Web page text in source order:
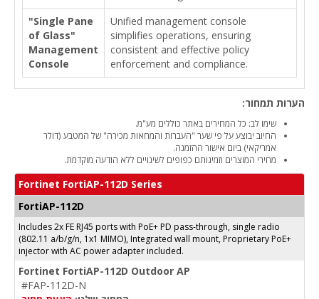
"Single Pane
of Glass"
Management
Console
Unified management console
simplifies operations, ensuring
consistent and effective policy
enforcement and compliance.
הערות תמחור:
שימו לב: כל המחירים באתר כוללים מע"מ.
החיוב יבוצע על פי שער "העברות והמחאות מכירה" של המטבע (דולר
אמריקאי) ביום אישור ההזמנה.
מחירי המוצרים וזמינותם כפופים לשינויים ללא הודעה מוקדמת.
Fortinet FortiAP-112D Series
FortiAP-112D
Includes 2x FE RJ45 ports with PoE+ PD pass-through, single radio
(802.11 a/b/g/n, 1x1 MIMO), Integrated wall mount, Proprietary PoE+
injector with AC power adapter included.
Fortinet FortiAP-112D Outdoor AP
#FAP-112D-N